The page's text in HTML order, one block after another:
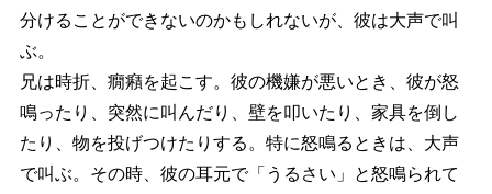
分けることができないのかもしれないが、彼は大声で叫
ぶ。
兄は時折、癇癪を起こす。彼の機嫌が悪いとき、彼が怒
鳴ったり、突然に叫んだり、壁を叩いたり、家具を倒し
たり、物を投げつけたりする。特に怒鳴るときは、大声
で叫ぶ。その時、彼の耳元で「うるさい」と怒鳴られて